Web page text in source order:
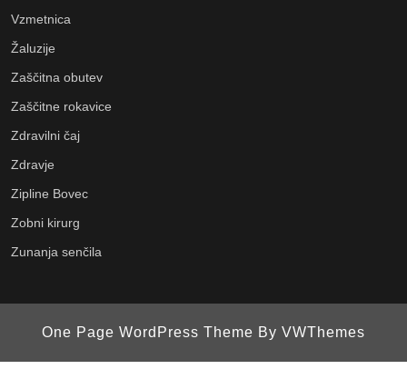
Vzmetnica
Žaluzije
Zaščitna obutev
Zaščitne rokavice
Zdravilni čaj
Zdravje
Zipline Bovec
Zobni kirurg
Zunanja senčila
One Page WordPress Theme By VWThemes